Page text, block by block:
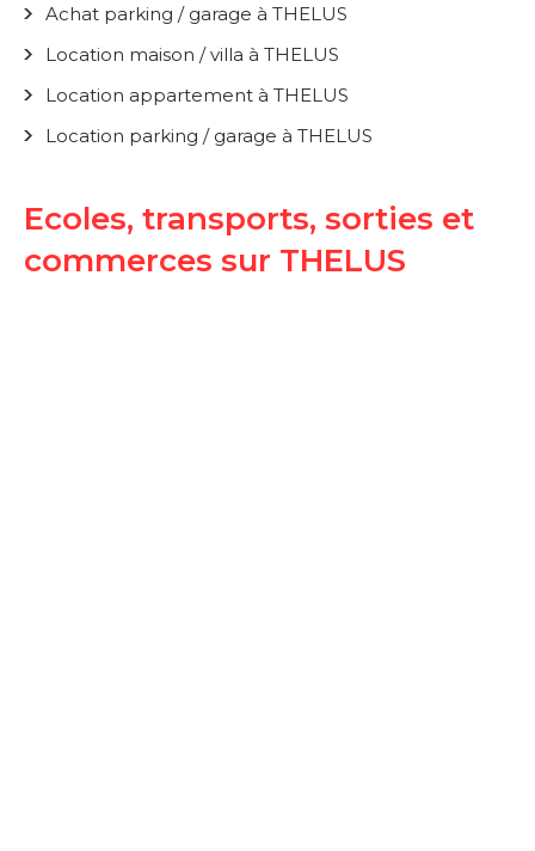
Achat parking / garage à THELUS
Location maison / villa à THELUS
Location appartement à THELUS
Location parking / garage à THELUS
Ecoles, transports, sorties et
commerces sur THELUS